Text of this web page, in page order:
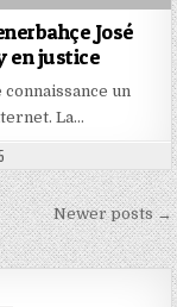
José
en justice
un
La…
Newer posts →